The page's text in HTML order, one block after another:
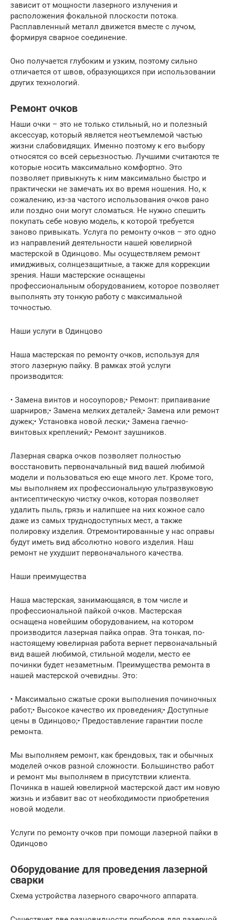
зависит от мощности лазерного излучения и
расположения фокальной плоскости потока.
Расплавленный металл движется вместе с лучом,
формируя сварное соединение.
Оно получается глубоким и узким, поэтому сильно
отличается от швов, образующихся при использовании
других технологий.
Ремонт очков
Наши очки – это не только стильный, но и полезный
аксессуар, который является неотъемлемой частью
жизни слабовидящих. Именно поэтому к его выбору
относятся со всей серьезностью. Лучшими считаются те
которые носить максимально комфортно. Это
позволяет привыкнуть к ним максимально быстро и
практически не замечать их во время ношения. Но, к
сожалению, из-за частого использования очков рано
или поздно они могут сломаться. Не нужно спешить
покупать себе новую модель, к которой требуется
заново привыкать. Услуга по ремонту очков – это одно
из направлений деятельности нашей ювелирной
мастерской в Одинцово. Мы осуществляем ремонт
имидживых, солнцезащитные, а также для коррекции
зрения. Наши мастерские оснащены
профессиональным оборудованием, которое позволяет
выполнять эту тонкую работу с максимальной
точностью.
Наши услуги в Одинцово
Наша мастерская по ремонту очков, используя для
этого лазерную пайку. В рамках этой услуги
производится:
• Замена винтов и носоупоров;• Ремонт: припаивание
шарниров;• Замена мелких деталей;• Замена или ремонт
дужек;• Установка новой лески;• Замена гаечно-
винтовых креплений;• Ремонт заушников.
Лазерная сварка очков позволяет полностью
восстановить первоначальный вид вашей любимой
модели и пользоваться ею еще много лет. Кроме того,
мы выполняем их профессиональную ультразвуковую
антисептическую чистку очков, которая позволяет
удалить пыль, грязь и налипшее на них кожное сало
даже из самых труднодоступных мест, а также
полировку изделия. Отремонтированные у нас оправы
будут иметь вид абсолютно нового изделия. Наш
ремонт не ухудшит первоначального качества.
Наши преимущества
Наша мастерская, занимающаяся, в том числе и
профессиональной пайкой очков. Мастерская
оснащена новейшим оборудованием, на котором
производится лазерная пайка оправ. Эта тонкая, по-
настоящему ювелирная работа вернет первоначальный
вид вашей любимой, стильной модели, место ее
починки будет незаметным. Преимущества ремонта в
нашей мастерской очевидны. Это:
• Максимально сжатые сроки выполнения починочных
работ;• Высокое качество их проведения;• Доступные
цены в Одинцово;• Предоставление гарантии после
ремонта.
Мы выполняем ремонт, как брендовых, так и обычных
моделей очков разной сложности. Большинство работ
и ремонт мы выполняем в присутствии клиента.
Починка в нашей ювелирной мастерской даст им новую
жизнь и избавит вас от необходимости приобретения
новой модели.
Услуги по ремонту очков при помощи лазерной пайки в
Одинцово
Оборудование для проведения лазерной
сварки
Схема устройства лазерного сварочного аппарата.